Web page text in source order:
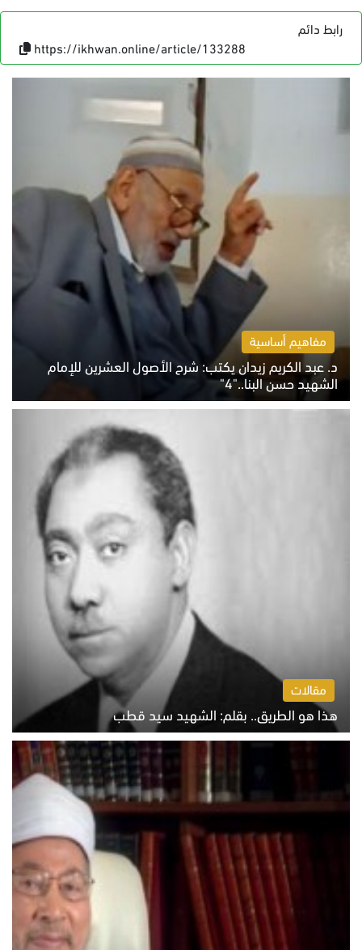
رابط دائم
https://ikhwan.online/article/133288
مفاهيم أساسية
د. عبد الكريم زيدان يكتب: شرح الأصول العشرين للإمام
الشهيد حسن البنا.."4"
الخميس 6 أغسطس 2026 10:27 ص
مقالات
هذا هو الطريق.. بقلم: الشهيد سيد قطب
الخميس 6 أغسطس 2026 10:52 ص